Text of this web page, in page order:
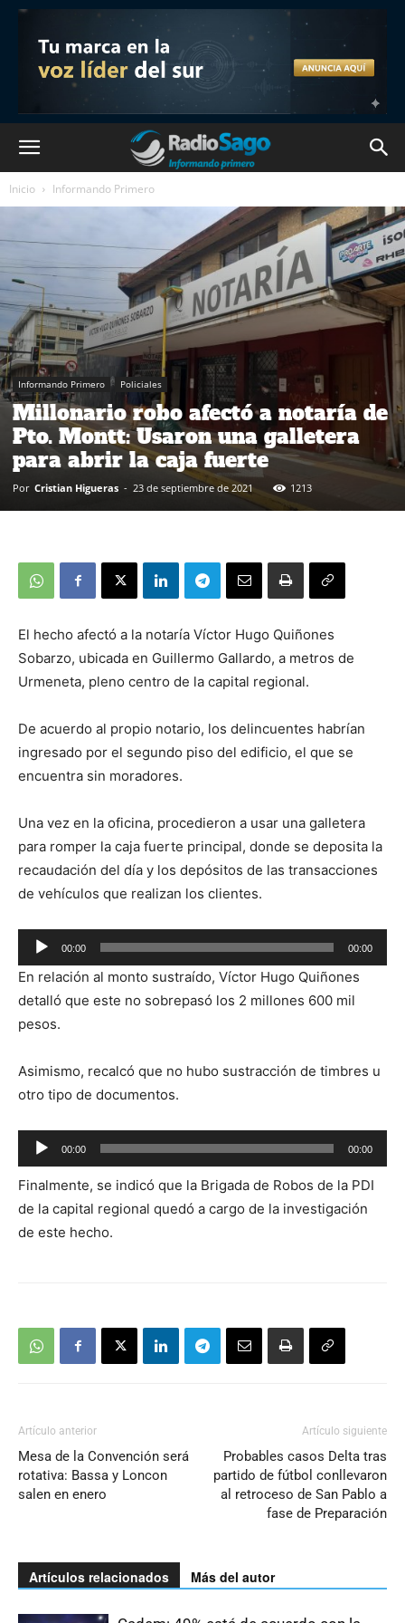
Inicio Informando Primero
Informando Primero Policiales
Millonario robo afectó a notaría de
Pto. Montt: Usaron una galletera
para abrir la caja fuerte
Por Cristian Higueras - 23 de septiembre de 2021 1213
El hecho afectó a la notaría Víctor Hugo Quiñones
Sobarzo, ubicada en Guillermo Gallardo, a metros de
Urmeneta, pleno centro de la capital regional.
De acuerdo al propio notario, los delincuentes habrían
ingresado por el segundo piso del edificio, el que se
encuentra sin moradores.
Una vez en la oficina, procedieron a usar una galletera
para romper la caja fuerte principal, donde se deposita la
recaudación del día y los depósitos de las transacciones
de vehículos que realizan los clientes.
Reproductor
de
audio
00:00 00:00
En relación al monto sustraído, Víctor Hugo Quiñones
detalló que este no sobrepasó los 2 millones 600 mil
pesos.
Asimismo, recalcó que no hubo sustracción de timbres u
otro tipo de documentos.
Reproductor
de
audio
00:00 00:00
Finalmente, se indicó que la Brigada de Robos de la PDI
de la capital regional quedó a cargo de la investigación
de este hecho.
Artículo anterior
Mesa de la Convención será
rotativa: Bassa y Loncon
salen en enero
Artículo siguiente
Probables casos Delta tras
partido de fútbol conllevaron
al retroceso de San Pablo a
fase de Preparación
Artículos relacionados Más del autor